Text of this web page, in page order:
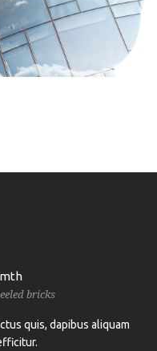
bricks
quis, dapibus aliquam